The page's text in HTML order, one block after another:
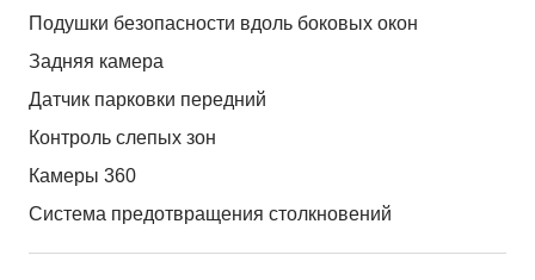
Подушки безопасности вдоль боковых окон
Задняя камера
Датчик парковки передний
Контроль слепых зон
Камеры 360
Система предотвращения столкновений